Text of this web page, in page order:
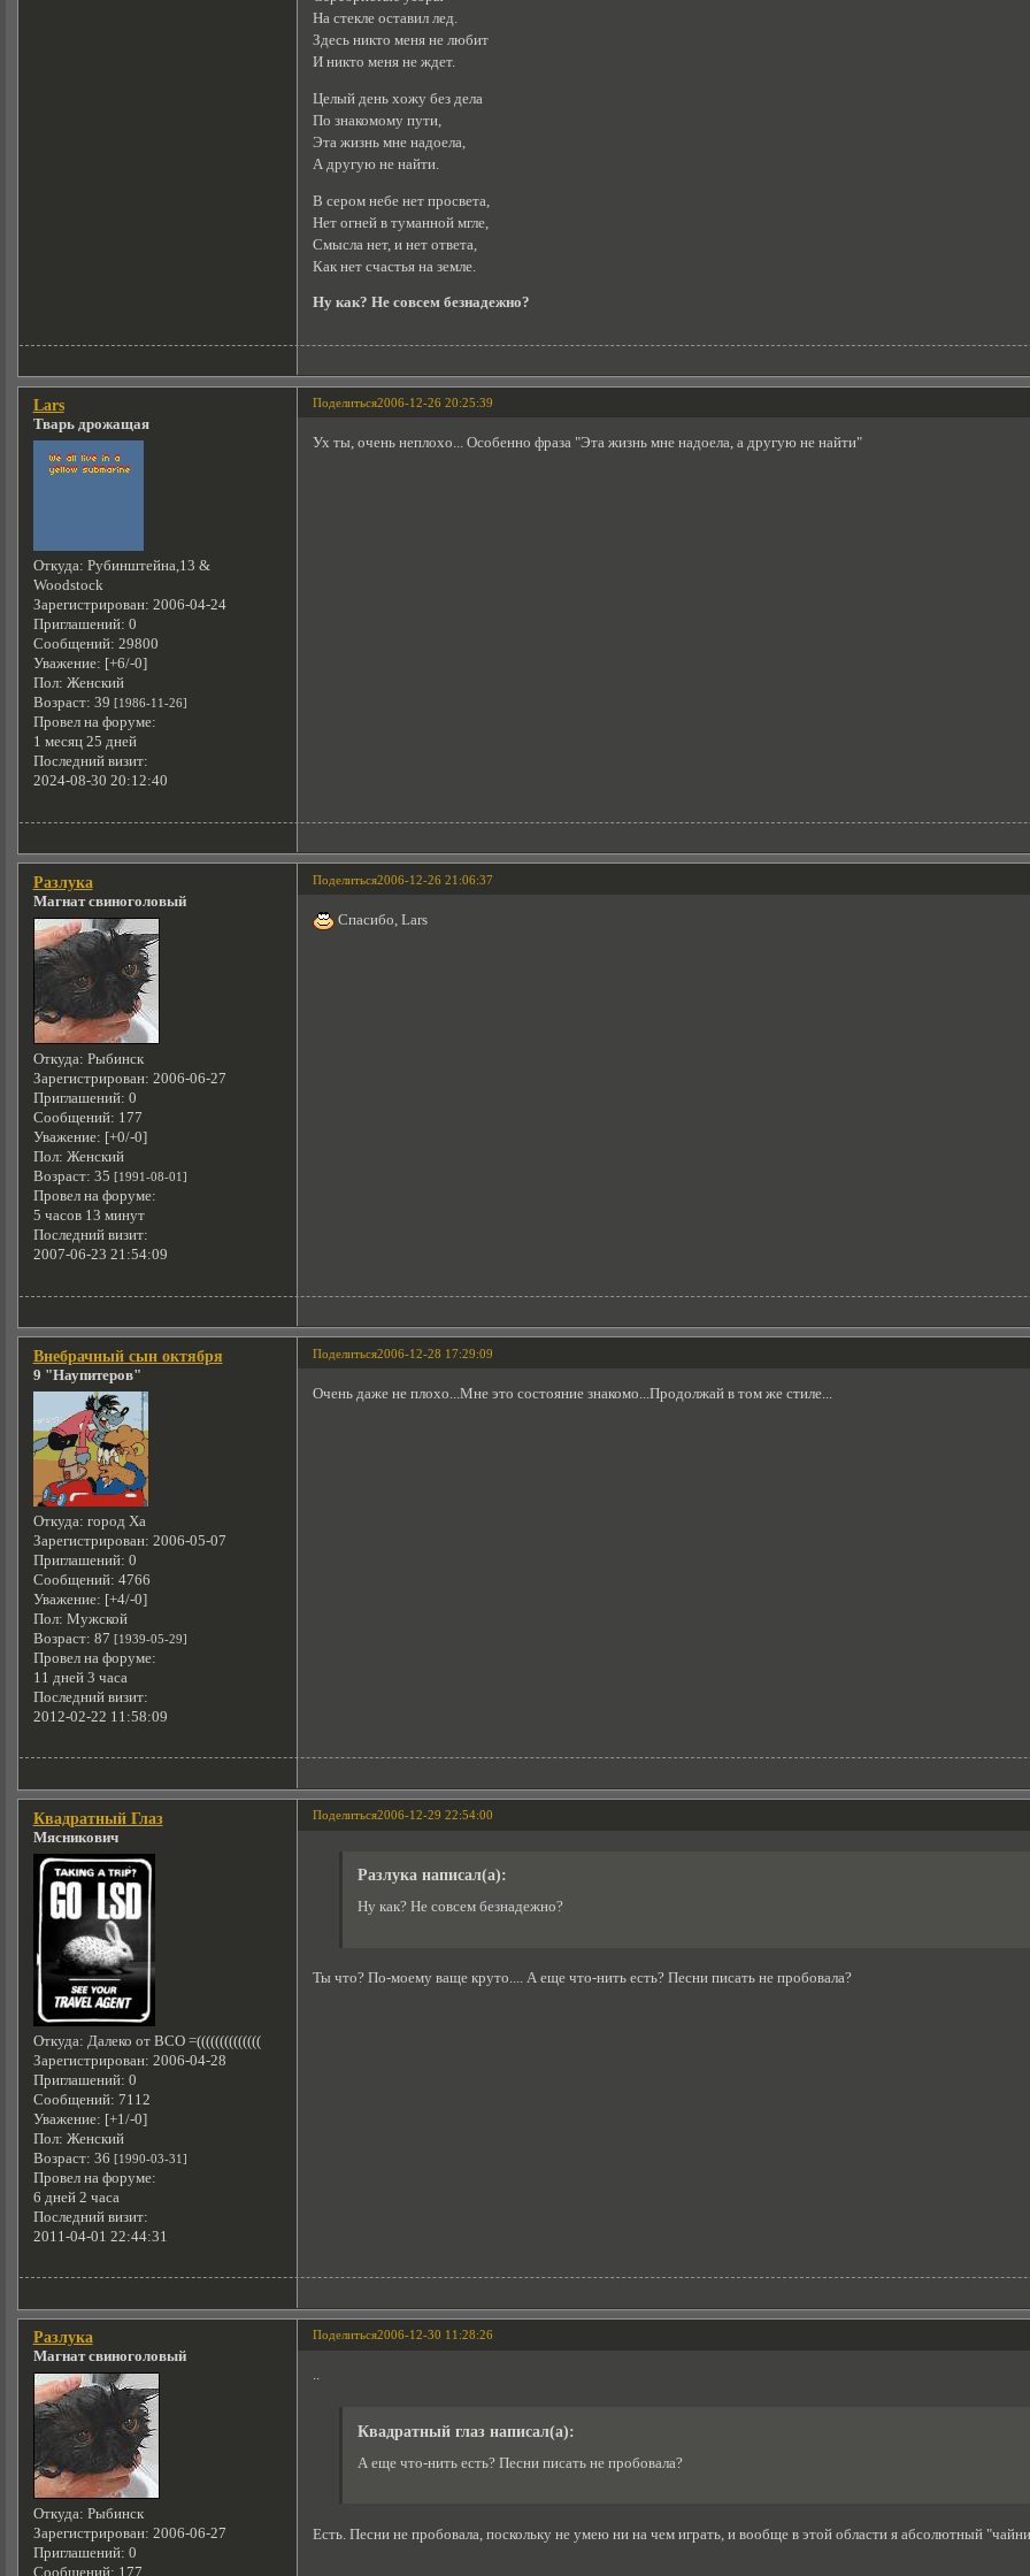
На стекле оставил лед.
Здесь никто меня не любит
И никто меня не ждет.
Целый день хожу без дела
По знакомому пути,
Эта жизнь мне надоела,
А другую не найти.
В сером небе нет просвета,
Нет огней в туманной мгле,
Смысла нет, и нет ответа,
Как нет счастья на земле.
Ну как? Не совсем безнадежно?
Поделиться2006-12-26 20:25:39
Lars
Тварь дрожащая
Откуда: Рубинштейна,13 &
Woodstock
Зарегистрирован: 2006-04-24
Приглашений: 0
Сообщений: 29800
Уважение: [+6/-0]
Пол: Женский
Возраст: 39 [1986-11-26]
Провел на форуме:
1 месяц 25 дней
Последний визит:
2024-08-30 20:12:40
Ух ты, очень неплохо... Особенно фраза "Эта жизнь мне надоела, а другую не найти"
Поделиться2006-12-26 21:06:37
Разлука
Магнат свиноголовый
Откуда: Рыбинск
Зарегистрирован: 2006-06-27
Приглашений: 0
Сообщений: 177
Уважение: [+0/-0]
Пол: Женский
Возраст: 35 [1991-08-01]
Провел на форуме:
5 часов 13 минут
Последний визит:
2007-06-23 21:54:09
Спасибо, Lars
Поделиться2006-12-28 17:29:09
Внебрачный сын октября
9 "Наупитеров"
Откуда: город Ха
Зарегистрирован: 2006-05-07
Приглашений: 0
Сообщений: 4766
Уважение: [+4/-0]
Пол: Мужской
Возраст: 87 [1939-05-29]
Провел на форуме:
11 дней 3 часа
Последний визит:
2012-02-22 11:58:09
Очень даже не плохо...Мне это состояние знакомо...Продолжай в том же стиле...
Поделиться2006-12-29 22:54:00
Квадратный Глаз
Мясникович
Откуда: Далеко от ВСО =((((((((((((((
Зарегистрирован: 2006-04-28
Приглашений: 0
Сообщений: 7112
Уважение: [+1/-0]
Пол: Женский
Возраст: 36 [1990-03-31]
Провел на форуме:
6 дней 2 часа
Последний визит:
2011-04-01 22:44:31
Разлука написал(а):
Ну как? Не совсем безнадежно?
Ты что? По-моему ваще круто.... А еще что-нить есть? Песни писать не пробовала?
Поделиться2006-12-30 11:28:26
Разлука
Магнат свиноголовый
Откуда: Рыбинск
Зарегистрирован: 2006-06-27
Приглашений: 0
..
Квадратный глаз написал(а):
А еще что-нить есть? Песни писать не пробовала?
Есть. Песни не пробовала, поскольку не умею ни на чем играть, и вообще в этой области я абсолютный